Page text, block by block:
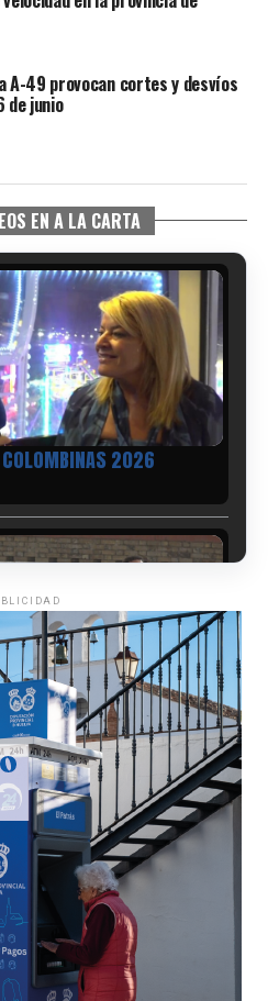
A-49 provocan cortes y desvíos
de junio
EN A LA CARTA
2026
FIESTAS COLOMBINAS